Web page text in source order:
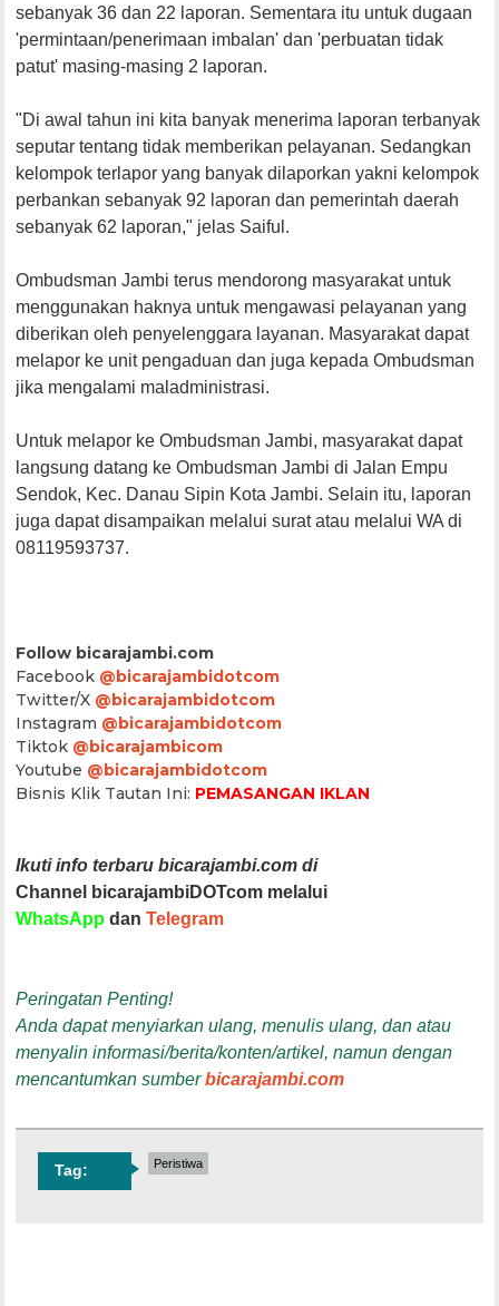
sebanyak 36 dan 22 laporan. Sementara itu untuk dugaan
'permintaan/penerimaan imbalan' dan 'perbuatan tidak
patut' masing-masing 2 laporan.
"Di awal tahun ini kita banyak menerima laporan terbanyak
seputar tentang tidak memberikan pelayanan. Sedangkan
kelompok terlapor yang banyak dilaporkan yakni kelompok
perbankan sebanyak 92 laporan dan pemerintah daerah
sebanyak 62 laporan," jelas Saiful.
Ombudsman Jambi terus mendorong masyarakat untuk
menggunakan haknya untuk mengawasi pelayanan yang
diberikan oleh penyelenggara layanan. Masyarakat dapat
melapor ke unit pengaduan dan juga kepada Ombudsman
jika mengalami maladministrasi.
Untuk melapor ke Ombudsman Jambi, masyarakat dapat
langsung datang ke Ombudsman Jambi di Jalan Empu
Sendok, Kec. Danau Sipin Kota Jambi. Selain itu, laporan
juga dapat disampaikan melalui surat atau melalui WA di
08119593737.
Follow bicarajambi.com
Facebook @bicarajambidotcom
Twitter/X @bicarajambidotcom
Instagram @bicarajambidotcom
Tiktok @bicarajambicom
Youtube @bicarajambidotcom
Bisnis Klik Tautan Ini: PEMASANGAN IKLAN
Ikuti info terbaru bicarajambi.com di
Channel bicarajambiDOTcom melalui
WhatsApp danTelegram
Peringatan Penting!
Anda dapat menyiarkan ulang, menulis ulang, dan atau
menyalin informasi/berita/konten/artikel, namun dengan
mencantumkan sumberbicarajambi.com
Tag: Peristiwa